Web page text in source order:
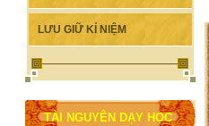
LƯU GIỮ KỈ NIỆM
TÀI NGUYÊN DẠY HỌC